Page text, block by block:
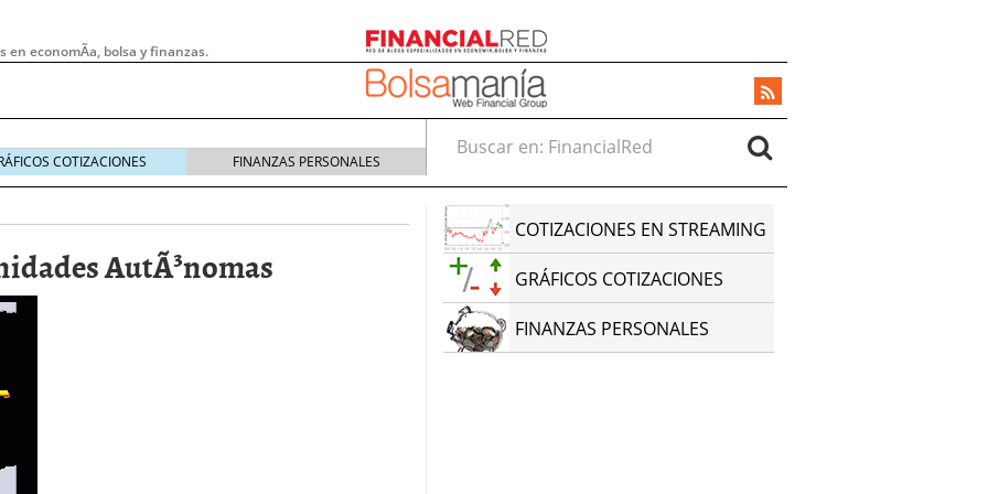
en economÃ­a, bolsa y finanzas.
la obligación que muchas empresas
demasiado tarde
Deben Saber los Traders Mexicanos Antes de
COTIZACIONES FINANZAS PERSONALES
Buscar en:
AutÃ³nomas
COTIZACIONES EN STREAMING
GRÁFICOS COTIZACIONES
FINANZAS PERSONALES